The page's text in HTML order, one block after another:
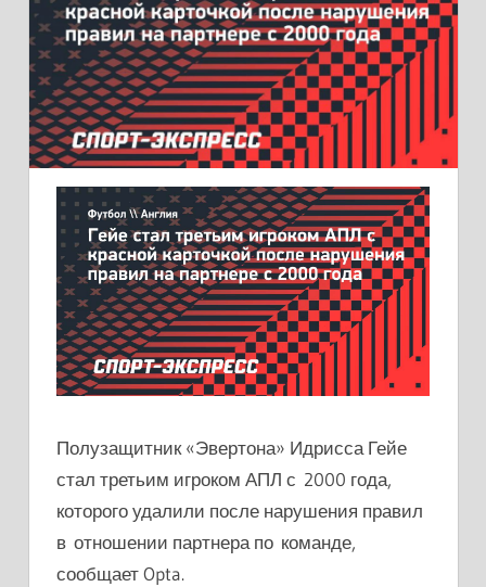
Полузащитник «Эвертона» Идрисса Гейе
стал третьим игроком АПЛ с 2000 года,
которого удалили после нарушения правил
в отношении партнера по команде,
сообщает Opta.